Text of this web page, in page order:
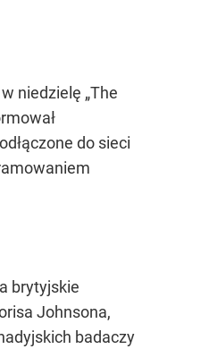
niedzielę „The
do sieci
brytyjskie
Johnsona,
badaczy